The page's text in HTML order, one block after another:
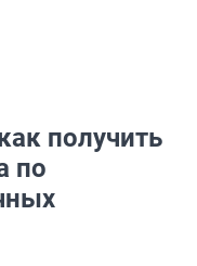
получить
по